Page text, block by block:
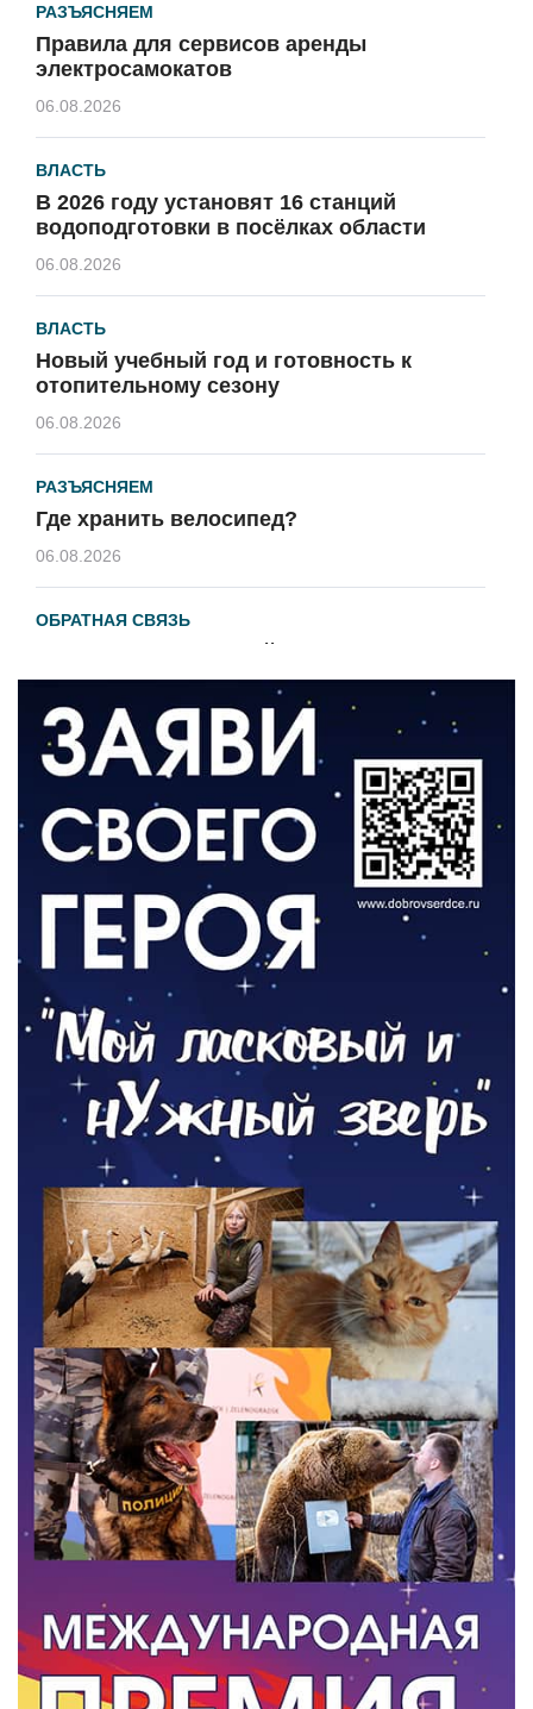
РАЗЪЯСНЯЕМ
Правила для сервисов аренды
электросамокатов
06.08.2026
ВЛАСТЬ
В 2026 году установят 16 станций
водоподготовки в посёлках области
06.08.2026
ВЛАСТЬ
Новый учебный год и готовность к
отопительному сезону
06.08.2026
РАЗЪЯСНЯЕМ
Где хранить велосипед?
06.08.2026
ОБРАТНАЯ СВЯЗЬ
Администрация онлайн
ВЛАСТЬ
День памяти и «Симфония народов»
06.08.2026
Новый настил на экотропе
05.08.2026